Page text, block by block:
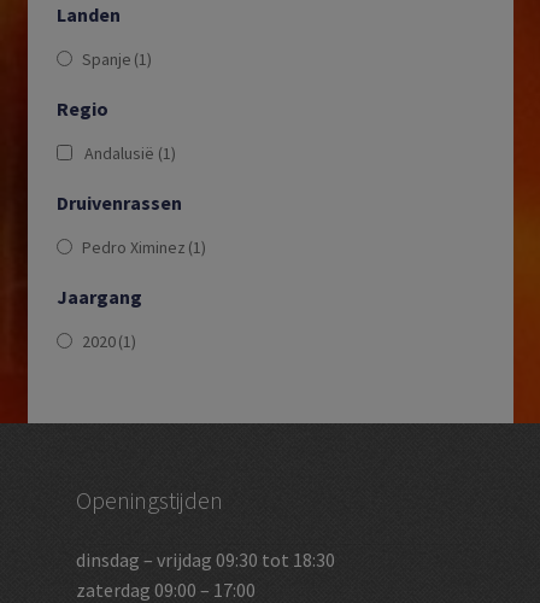
Landen
Spanje (1)
Regio
Andalusië (1)
Druivenrassen
Pedro Ximinez (1)
Jaargang
2020(1)
Openingstijden
dinsdag – vrijdag 09:30 tot 18:30
zaterdag 09:00 – 17:00